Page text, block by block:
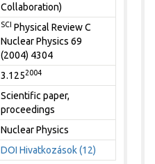
Collaboration)
SCI Physical Review C
Nuclear Physics 69
(2004) 4304
3.1252004
Scientific paper,
proceedings
Nuclear Physics
DOI Hivatkozások (12)